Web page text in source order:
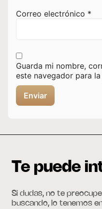
Correo electrónico *
Guarda mi nombre,
este navegador para
Te puede
Si dudas, no te
buscando, lo tenemos